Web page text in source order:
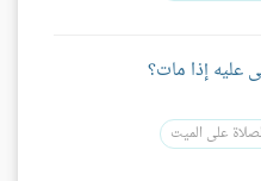
عليه إذا مات؟
على الميت